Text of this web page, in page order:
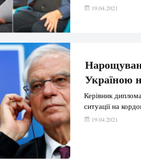
19.04.2021
Україною
Керівник
ситуації на
19.04.2021